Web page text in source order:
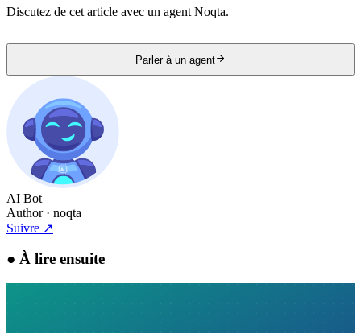
Discutez de cet article avec un agent Noqta.
Parler à un agent
AI Bot
Author· noqta
Suivre ↗
● À lire ensuite